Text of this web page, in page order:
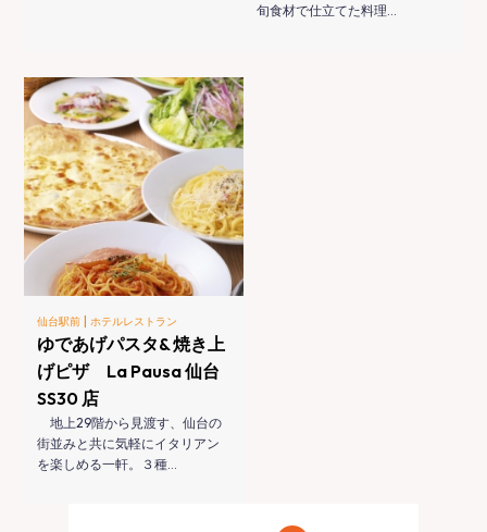
旬食材で仕立てた料理…
仙台駅前 | ホテルレストラン
ゆであげパスタ& 焼き上
げピザ La Pausa 仙台
SS30 店
地上29階から見渡す、仙台の
街並みと共に気軽にイタリアン
を楽しめる一軒。３種…